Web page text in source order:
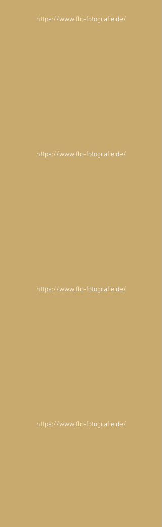
https://www.flo-fotografie.de/
https://www.flo-fotografie.de/
https://www.flo-fotografie.de/
https://www.flo-fotografie.de/